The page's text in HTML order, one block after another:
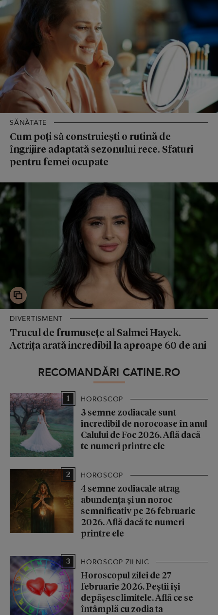
SĂNĂTATE
Cum poți să construieşti o rutină de
îngrijire adaptată sezonului rece. Sfaturi
pentru femei ocupate
DIVERTISMENT
Trucul de frumusețe al Salmei Hayek.
Actrița arată incredibil la aproape 60 de ani
RECOMANDĂRI CATINE.RO
1 HOROSCOP
3 semne zodiacale sunt
incredibil de norocoase în anul
Calului de Foc 2026. Află dacă
te numeri printre ele
2 HOROSCOP
4 semne zodiacale atrag
abundența și un noroc
semnificativ pe 26 februarie
2026. Află dacă te numeri
printre ele
3 HOROSCOP ZILNIC
Horoscopul zilei de 27
februarie 2026. Peștii își
depășesc limitele. Află ce se
întâmplă cu zodia ta